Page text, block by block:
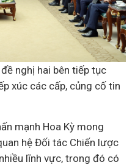
nghị hai bên tiếp tục
xúc các cấp, củng cố tin
mạnh Hoa Kỳ mong
hệ Đối tác Chiến lược
lĩnh vực, trong đó có